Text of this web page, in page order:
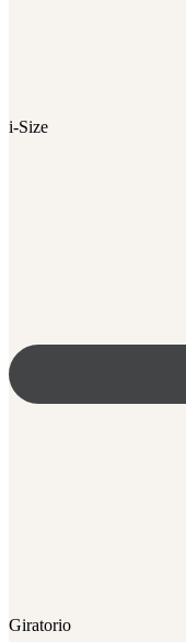
i-Size
Giratorio